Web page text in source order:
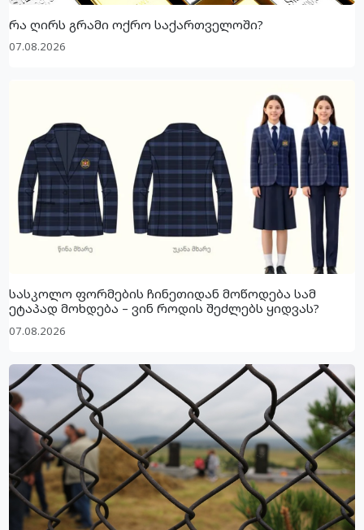
რა ღირს გრამი ოქრო საქართველოში?
07.08.2026
სასკოლო ფორმების ჩინეთიდან მოწოდება სამ
ეტაპად მოხდება – ვინ როდის შეძლებს ყიდვას?
07.08.2026